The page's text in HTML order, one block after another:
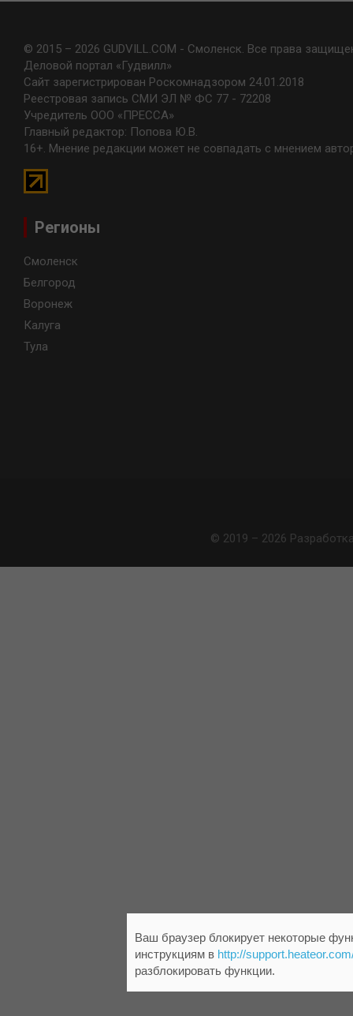
© 2015 – 2026 GUDVILL.COM - Смоленск. Все права
Деловой портал «Гудвилл»
Сайт зарегистрирован Роскомнадзором 24.01.2018
Реестровая запись СМИ ЭЛ № ФС 77 - 72208
Учредитель ООО «ПРЕССА»
Главный редактор: Попова Ю.В.
16+. Мнение редакции может не совпадать с мнением
Регионы
Смоленск
Белгород
Воронеж
Калуга
Тула
© 2019 – 2026
Ваш браузер блокирует некоторые
инструкциям в http://
разблокировать функции.